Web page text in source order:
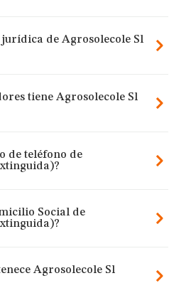
de Agrosolecole Sl
tiene Agrosolecole Sl
de teléfono de
Social de
Agrosolecole Sl